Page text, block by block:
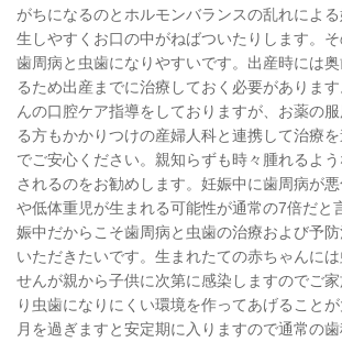
がちになるのとホルモンバランスの乱れによ
生しやすくお口の中がねばついたりします。
歯周病と虫歯になりやすいです。出産時には
るため出産までに治療しておく必要がありま
んの口腔ケア指導をしておりますが、お薬の
る方もかかりつけの産婦人科と連携して治療
でご安心ください。親知らずも時々腫れるよ
されるのをお勧めします。妊娠中に歯周病が
や低体重児が生まれる可能性が通常の7倍だと
娠中だからこそ歯周病と虫歯の治療および予
いただきたいです。生まれたての赤ちゃんに
せんが親から子供に次第に感染しますのでご
り虫歯になりにくい環境を作ってあげること
月を過ぎますと安定期に入りますので通常の